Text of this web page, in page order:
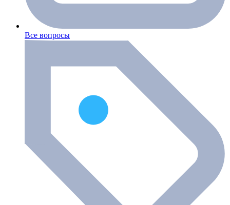
Все вопросы